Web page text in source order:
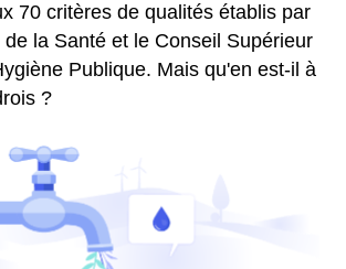
70 critères de qualités établis par
de la Santé et le Conseil Supérieur
Publique. Mais qu'en est-il à
?